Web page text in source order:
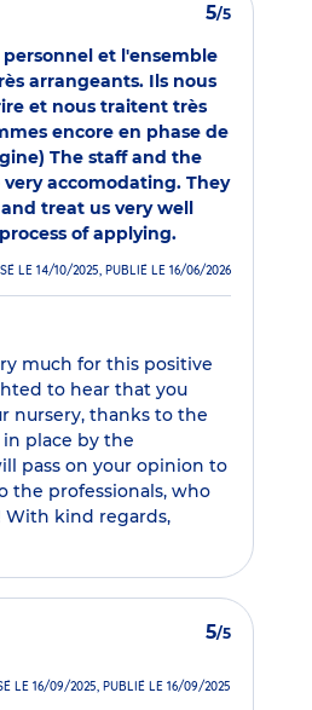
5/5
et l'ensemble
arrangeants. Ils nous
et nous traitent très
encore en phase de
The staff and the
accomodating. They
treat us very well
of applying.
LE 14/10/2025, PUBLIÉ LE 16/06/2026
much for this positive
to hear that you
nursery, thanks to the
place by the
pass on your opinion to
the professionals, who
kind regards,
5/5
LE 16/09/2025, PUBLIÉ LE 16/09/2025